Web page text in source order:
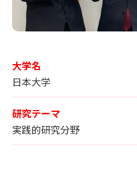
大学名
日本大学
研究テーマ
実践的研究分野